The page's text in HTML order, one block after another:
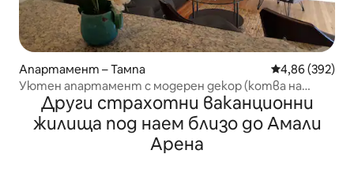
Апартамент – Тампа Средна
4,86 (392)
Уютен апартамент с модерен декор (котва на
лодка)Други страхотни ваканционни
жилища под наем близо до Амали
Арена